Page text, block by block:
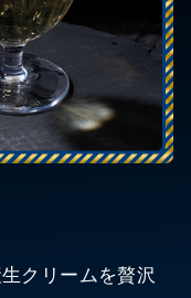
クリームを贅沢